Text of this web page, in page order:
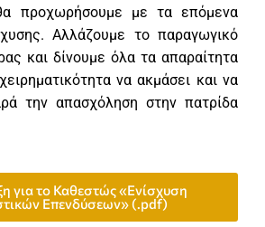
προχωρήσουμε με τα επόμενα
Αλλάζουμε το παραγωγικό
και δίνουμε όλα τα απαραίτητα
να ακμάσει και να
την απασχόληση στην πατρίδα
για το Καθεστώς «Ενίσχυση
Επενδύσεων» (.pdf)